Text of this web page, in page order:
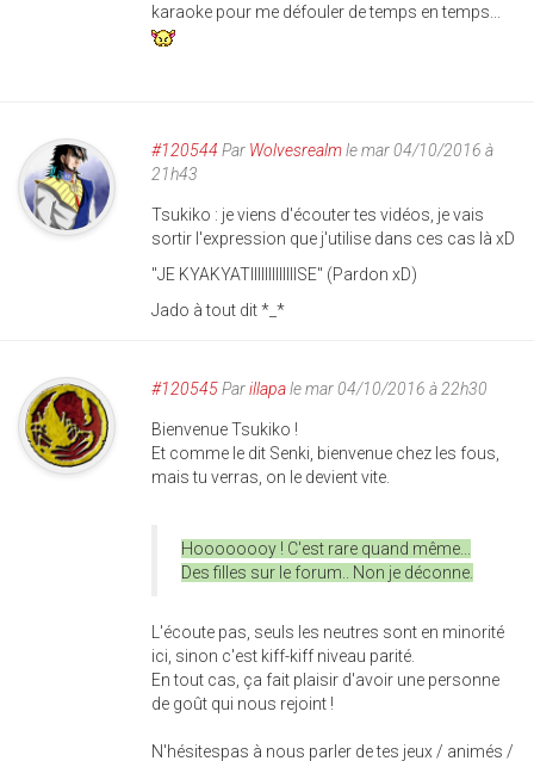
karaoke pour me défouler de temps en temps...
#120544 Par Wolvesrealmle mar 04/10/2016 à
21h43
Tsukiko : je viens d'écouter tes vidéos, je vais
sortir l'expression que j'utilise dans ces cas là xD
"JE KYAKYATIIIIIIIIIIIIISE" (Pardon xD)
Jado à tout dit *_*
#120545Parillapale mar 04/10/2016 à 22h30
Bienvenue Tsukiko !
Et comme le dit Senki, bienvenue chez les fous,
mais tu verras, on le devient vite.
Hoooooooy ! C'est rare quand même...
Des filles sur le forum.. Non je déconne.
L'écoute pas, seuls les neutres sont en minorité
ici, sinon c'est kiff-kiff niveau parité.
En tout cas, ça fait plaisir d'avoir une personne
de goût qui nous rejoint !
N'hésitespas à nous parler de tes jeux / animés /